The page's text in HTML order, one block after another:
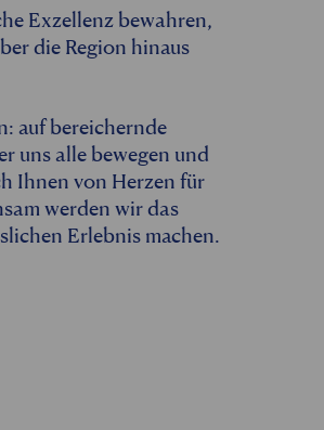
Exzellenz bewahren,
die Region hinaus
auf bereichernde
uns alle bewegen und
Ihnen von Herzen für
werden wir das
Erlebnis machen.